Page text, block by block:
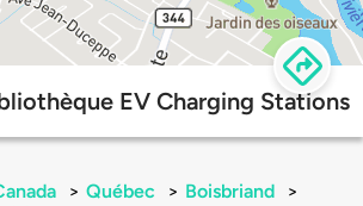
EV Charging Stations
> Québec > Boisbriand
>